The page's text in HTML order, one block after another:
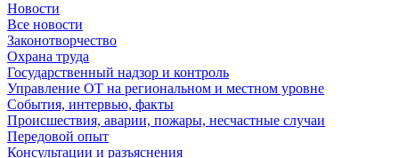
Новости
Все новости
Законотворчество
Охрана труда
Государственный надзор и контроль
Управление ОТ на региональном и местном уровне
События, интервью, факты
Происшествия, аварии, пожары, несчастные случаи
Передовой опыт
Консультации и разъяснения